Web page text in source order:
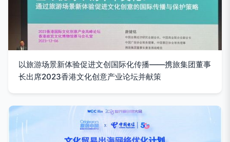
以旅游场景新体验促进文创国际化传播——携旅集团董事
长出席2023香港文化创意产业论坛并献策